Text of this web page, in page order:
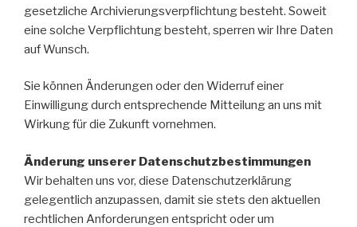
gesetzliche Archivierungsverpflichtung besteht. Soweit
eine solche Verpflichtung besteht, sperren wir Ihre Daten
auf Wunsch.
Sie können Änderungen oder den Widerruf einer
Einwilligung durch entsprechende Mitteilung an uns mit
Wirkung für die Zukunft vornehmen.
Änderung unserer Datenschutzbestimmungen
Wir behalten uns vor, diese Datenschutzerklärung
gelegentlich anzupassen, damit sie stets den aktuellen
rechtlichen Anforderungen entspricht oder um